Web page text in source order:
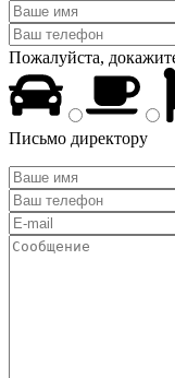
Пожалуйста,
Письмо директору